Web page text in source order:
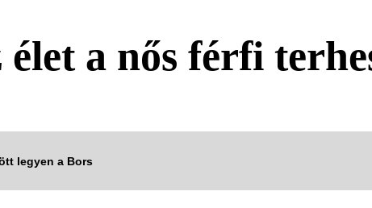
a nős férfi
legyen a Bors